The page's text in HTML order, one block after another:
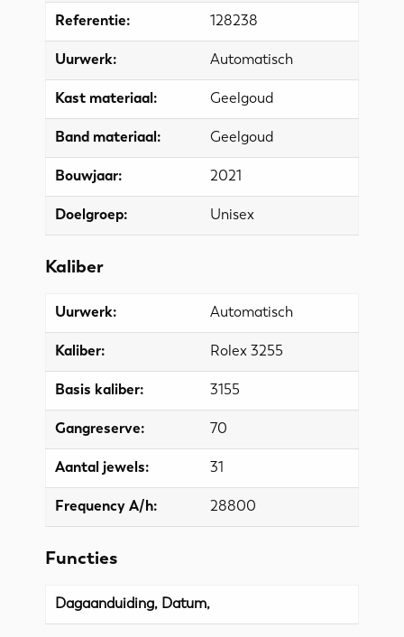
Referentie: 128238
Uurwerk: Automatisch
Kast materiaal: Geelgoud
Band materiaal: Geelgoud
Bouwjaar: 2021
Doelgroep: Unisex
Kaliber
Uurwerk: Automatisch
Kaliber: Rolex 3255
Basis kaliber: 3155
Gangreserve: 70
Aantal jewels: 31
Frequency A/h: 28800
Functies
Dagaanduiding, Datum,